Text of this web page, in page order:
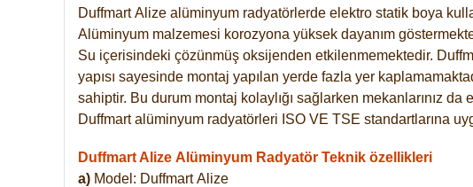
DuffmartAlize alüminyum radyatörlerde elektro statik boya
Alüminyum malzemesi korozyona yüksek dayanım
Su içerisindeki çözünmüş oksijenden etkilenmemektedir.
yapısı sayesinde montaj yapılan yerde fazla yer
sahiptir. Bu durum montaj kolaylığı sağlarken mekanlarınız
Duffmart alüminyum radyatörleri ISO VE TSE standartlarına
Duffmart Alize Alüminyum Radyatör Teknik özellikleri
a) Model: DuffmartAlize